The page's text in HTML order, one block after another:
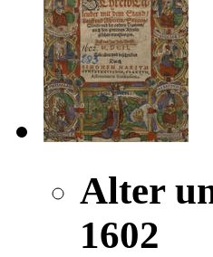
Alter
1602